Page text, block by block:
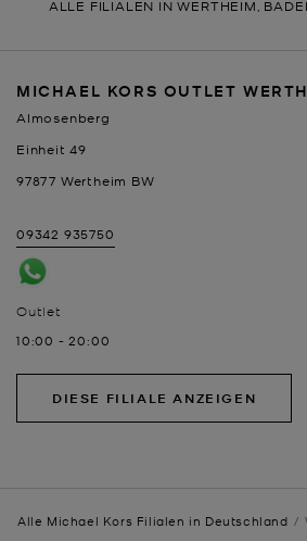
ALLE FILIALEN IN WERTHEIM,
MICHAEL KORS OUTLET
Almosenberg
Einheit 49
97877 Wertheim BW
09342 935750
Outlet
10:00 -20:00
DIESE FILIALE ANZEIGEN
Alle Michael Kors Filialen in Deutschland